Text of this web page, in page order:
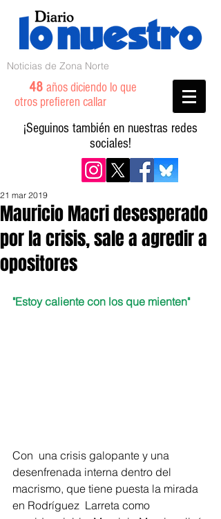
Noticias de Zona Norte
48 años diciendo lo que
otros prefieren callar
¡Seguinos también en nuestras redes
sociales!
Mauricio Macri desesperado
por la crisis, sale a agredir a
opositores
21 mar 2019
"Estoy caliente con los que mienten"
Con  una crisis galopante y una
desenfrenada interna dentro del
macrismo, que tiene puesta la mirada
en Rodríguez  Larreta como